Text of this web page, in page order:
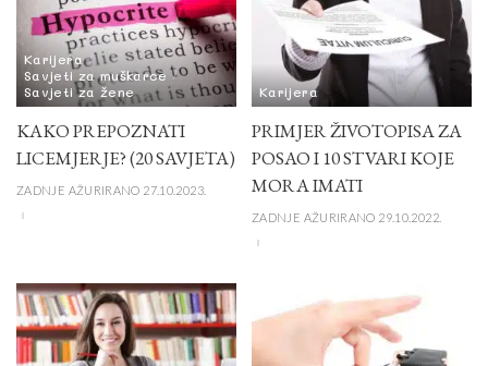
Karijera
Savjeti za muškarce
Savjeti za žene
KAKO PREPOZNATI
LICEMJERJE? (20 SAVJETA)
ZADNJE AŽURIRANO 27.10.2023.
Karijera
PRIMJER ŽIVOTOPISA ZA
POSAO I 10 STVARI KOJE
MORA IMATI
ZADNJE AŽURIRANO 29.10.2022.